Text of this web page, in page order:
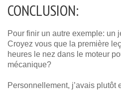
CONCLUSION:
Pour finir un autre exemple: un
Croyez vous que la première
heures le nez dans le moteur
mécanique?
Personnellement, j’avais plutôt